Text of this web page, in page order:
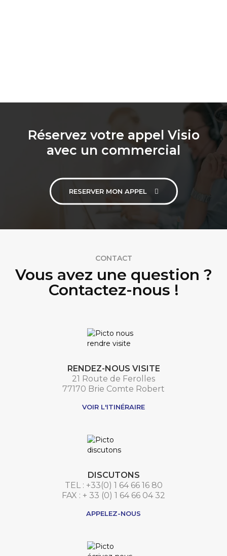
Réservez votre appel Visio
avec un commercial
RESERVER MON APPEL
CONTACT
Vous avez une question ?
Contactez-nous !
RENDEZ-NOUS VISITE
21 Route de Ferolles
77170 Brie Comte Robert
VOIR L'ITINÉRAIRE
DISCUTONS
TEL : +33(0) 1 64 66 16 80
FAX : + 33 (0) 1 64 66 04 32
APPELEZ-NOUS